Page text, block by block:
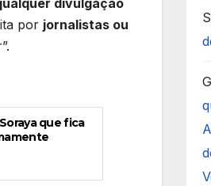
divulgação
por jornalistas ou
que fica